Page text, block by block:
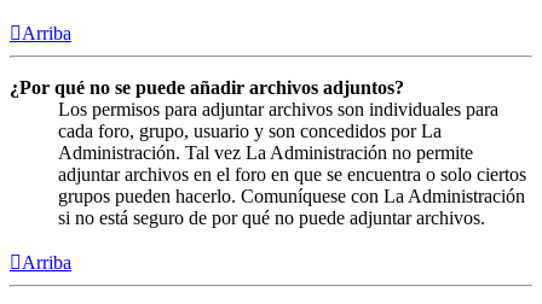
Arriba
¿Por qué no se puede añadir archivos adjuntos?
Los permisos para adjuntar archivos son individuales para
cada foro, grupo, usuario y son concedidos por La
Administración. Tal vez La Administración no permite
adjuntar archivos en el foro en que se encuentra o solo ciertos
grupos pueden hacerlo. Comuníquese con La Administración
si no está seguro de por qué no puede adjuntar archivos.
Arriba